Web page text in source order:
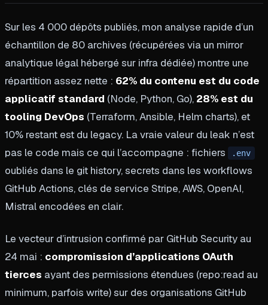
Sur les 4 000 dépôts publiés, mon analyse rapide d’un
échantillon de 80 archives (récupérées via un mirror
analytique légal hébergé sur infra dédiée) montre une
répartition assez nette : 62% du contenu est du code
applicatif standard (Node, Python, Go), 28% est du
tooling DevOps (Terraform, Ansible, Helm charts), et
10% restant est du legacy. La vraie valeur du leak n’est
pas le code mais ce qui l’accompagne : fichiers
.env
oubliés dans le git history, secrets dans les workflows
GitHub Actions, clés de service Stripe, AWS, OpenAI,
Mistral encodées en clair.
Le vecteur d’intrusion confirmé par GitHub Security au
24 mai : compromission d’applications OAuth
tierces ayant des permissions étendues (repo:read au
minimum, parfois write) sur des organisations GitHub